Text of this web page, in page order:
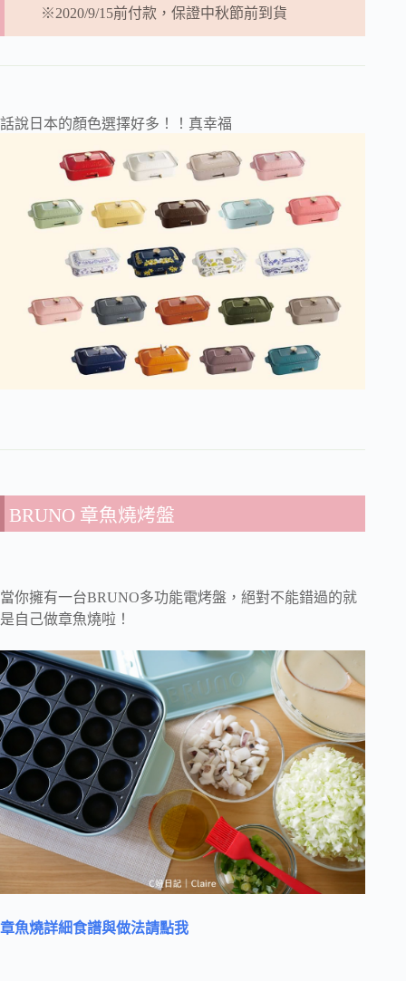
※2020/9/15前付款，保證中秋節前到貨
話說日本的顏色選擇好多！！真幸福
BRUNO 章魚燒烤盤
當你擁有一台BRUNO多功能電烤盤，絕對不能錯過的就
是自己做章魚燒啦！
章魚燒詳細食譜與做法請點我